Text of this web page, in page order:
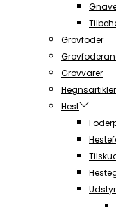
Grovfoder
Grovvarer
Hegnsartikler
Hest